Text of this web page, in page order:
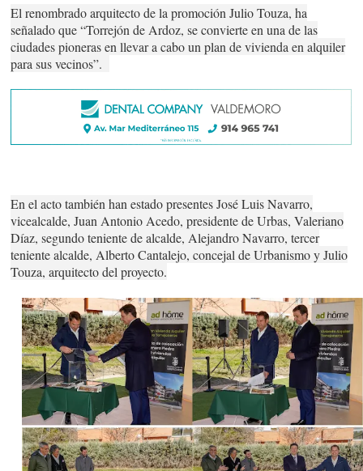
El renombrado arquitecto de la promoción Julio Touza, ha
señalado que “Torrejón de Ardoz, se convierte en una de las
ciudades pioneras en llevar a cabo un plan de vivienda en alquiler
para sus vecinos”.
En el acto también han estado presentes José Luis Navarro,
vicealcalde, Juan Antonio Acedo, presidente de Urbas, Valeriano
Díaz, segundo teniente de alcalde, Alejandro Navarro, tercer
teniente alcalde, Alberto Cantalejo, concejal de Urbanismo y Julio
Touza, arquitecto del proyecto.